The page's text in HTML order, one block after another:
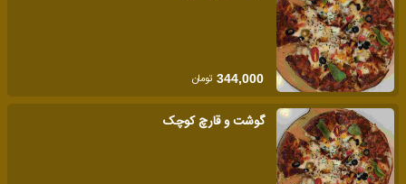
344,000 تومان
گوشت و قارچ کوچک